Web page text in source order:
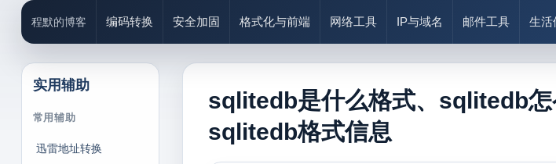
程默的博客 编码转换 安全加固 格式化与前端 网络工具 IP与域名 邮件工具 生活
实用辅助
常用辅助
迅雷地址转换
sqlitedb是什么格式、sqlitedb怎
sqlitedb格式信息